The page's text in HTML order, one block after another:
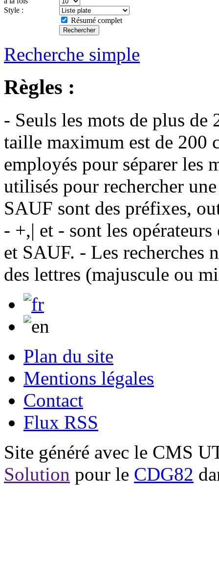
Style :
Résumé complet
Recherche simple
Règles :
- Seuls les mots de plus de
taille maximum est de 200
employés pour séparer les
utilisés pour rechercher
SAUF sont des préfixes,
- +,| et - sont les
et SAUF. - Les recherches
des lettres (majuscule ou
Plan du site
Mentions légales
Contact
Flux RSS
Site généré avec le CMS
Solution pour le CDG82